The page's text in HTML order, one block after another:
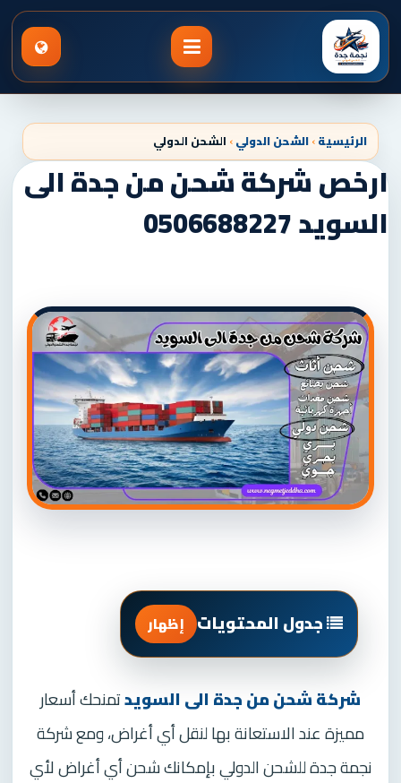
الرئيسية›الشحن الدولي› الشحن الدولي
ارخص شركة شحن من جدة الى
السويد 0506688227
جدول المحتويات إظهار
شركة شحن من جدة الى السويدتمنحك أسعار
مميزة عند الاستعانة بها لنقل أي أغراض، ومع شركة
نجمة جدة للشحن الدولي بإمكانك شحن أي أغراض لأي